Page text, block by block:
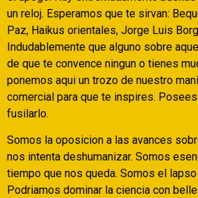
un reloj. Esperamos que te sirvan:
Paz, Haikus orientales, Jorge Luis
Indudablemente que alguno sobre
de que te convence ningun o tienes
ponemos aqui un trozo de nuestro
comercial para que te inspires.
fusilarlo.
Somos la oposicion a las avances
nos intenta deshumanizar. Somos
tiempo que nos queda. Somos el
Podri­amos dominar la ciencia con